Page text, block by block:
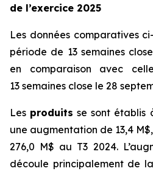
de l’exercice 2025
Les données comparatives
période de 13 semaines
en comparaison avec
13 semaines close le 28
Les produits se sont établis
une augmentation de 13,4
276,0 M$ au T3 2024.
découle principalement de